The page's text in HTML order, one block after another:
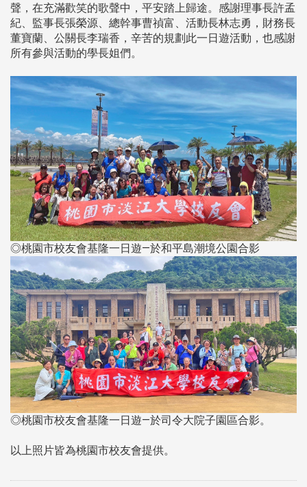
聲，在充滿歡笑的歌聲中，平安踏上歸途。感謝理事長許孟
紀、監事長張榮源、總幹事曹禎富、活動長林志勇，財務長
董寶蘭、公關長李瑞香，辛苦的規劃此一日遊活動，也感謝
所有參與活動的學長姐們。
◎桃園市校友會基隆一日遊—於和平島潮境公園合影
◎桃園市校友會基隆一日遊—於司令大院子園區合影。
以上照片皆為桃園市校友會提供。